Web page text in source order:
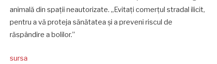
animală din spații neautorizate. „Evitați comerțul stradal ilicit,
pentru a vă proteja sănătatea și a preveni riscul de
răspândire a bolilor.”
sursa